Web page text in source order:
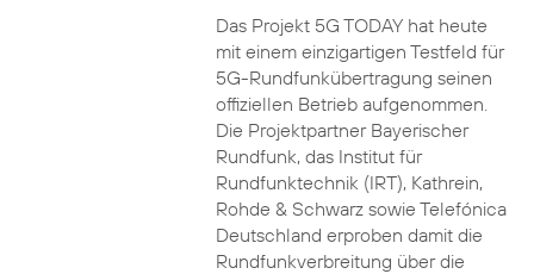
Das Projekt 5G TODAY hat heute
mit einem einzigartigen Testfeld für
5G-Rundfunkübertragung seinen
offiziellen Betrieb aufgenommen.
Die Projektpartner Bayerischer
Rundfunk, das Institut für
Rundfunktechnik (IRT), Kathrein,
Rohde & Schwarz sowie Telefónica
Deutschland erproben damit die
Rundfunkverbreitung über die